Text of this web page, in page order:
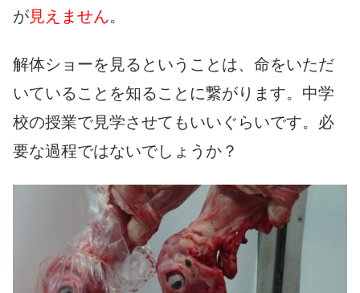
が見えません。
解体ショーを見るということは、命をいただ
いていることを知ることに繋がります。中学
校の授業で見学させてもいいぐらいです。必
要な過程ではないでしょうか？